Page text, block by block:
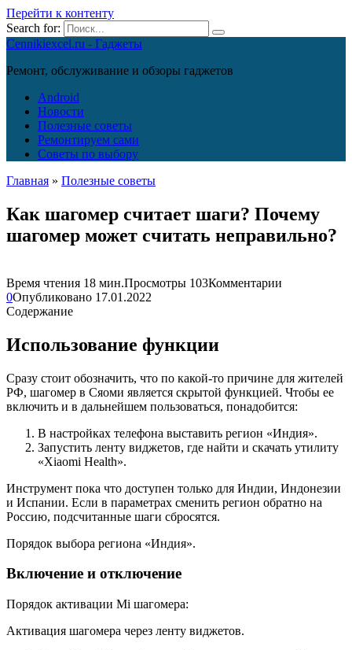
Перейти к контенту
Search for:
Cennikiexcel.ru - Гаджеты
Ремонт, обслуживание и обзоры гаджетов
Android
Новости
Полезные советы
Ремонтируем сами
Советы по выбору
Главная » Полезные советы
Как шагомер считает шаги? Почему
шагомер может считать неправильно?
Время чтения 18 мин.Просмотры 103Комментарии
0Опубликовано 17.01.2022
Содержание
Использование функции
Сразу стоит обозначить, что по какой-то причине для жителей
РФ, шагомер в Сяоми является скрытой функцией. Чтобы ее
включить и в дальнейшем пользоваться, понадобится:
В настройках телефона выставить регион «Индия».
Запустить ленту виджетов, где найти и скачать утилиту
«Xiaomi Health».
Инструмент пока что доступен только для Индии, Индонезии
и Испании. Если в параметрах сменить регион обратно на
Россию, подсчитанные шаги сбросятся.
Порядок выбора региона «Индия».
Включение и отключение
Порядок активации Mi шагомера:
Активация шагомера через ленту виджетов.